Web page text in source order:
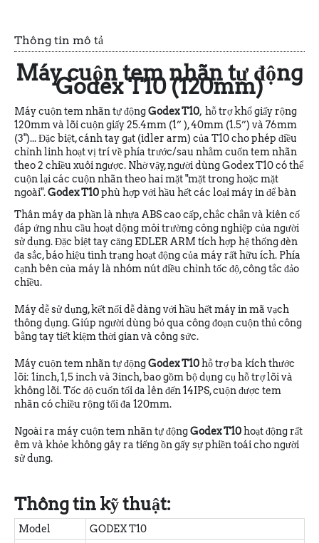
Thông tin mô tả
Máy cuộn tem nhãn tự động
Godex T10 (120mm)
Máy cuộn tem nhãn tự độngGodex T10, hỗ trợ khổ giấy rộng
120mm và lõi cuộn giấy 25.4mm (1” ), 40mm (1.5”) và 76mm
(3")... Đặc biệt, cánh tay gạt (idler arm) của T10 cho phép điều
chỉnh linh hoạt vị trí về phía trước/sau nhằm cuốn tem nhãn
theo 2 chiều xuôi ngược. Nhờ vậy, người dùng Godex T10 có thể
cuộn lại các cuộn nhãn theo hai mặt "mặt trong hoặc mặt
ngoài".Godex T10phù hợp với hầu hết các loại máy in để bàn
Thân máy đa phần là nhựa ABS cao cấp, chắc chắn và kiên cố
đáp ứng nhu cầu hoạt dộng môi trường công nghiệp của người
sử dụng. Đặc biệt tay căng EDLER ARM tích hợp hệ thống đèn
đa sắc, báo hiệu tình trạng hoạt động của máy rất hữu ích. Phía
cạnh bên của máy là nhóm nút điều chỉnh tốc độ, công tắc đảo
chiều.
Máy dễ sử dụng, kết nối dễ dàng với hầu hết máy in mã vạch
thông dụng. Giúp người dùng bỏ qua công đoạn cuộn thủ công
bằng tay tiết kiệm thời gian và công sức.
Máy cuộn tem nhãn tự độngGodex T10 hỗ trợ ba kích thước
lõi: 1inch, 1,5 inch và 3inch, bao gồm bộ dụng cụ hỗ trợ lõi và
không lõi. Tốc độ cuốn tối đa lên đến 14IPS, cuộn được tem
nhãn có chiều rộng tối đa 120mm.
Ngoài ra máy cuộn tem nhãn tự độngGodex T10 hoạt động rất
êm và khỏe không gây ra tiếng ồn gấy sự phiền toái cho người
sử dụng.
Thông tin kỹ thuật:
Model
GODEX T10